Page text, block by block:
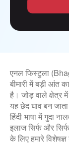
एनल फिस्टुला
बीमारी में बड़ी आंत
है। जोड़ वाले क्षेत्र
यह छेद घाव बन
हिंदी भाषा में गुदा
इलाज सिर्फ और
के लिए हमारे